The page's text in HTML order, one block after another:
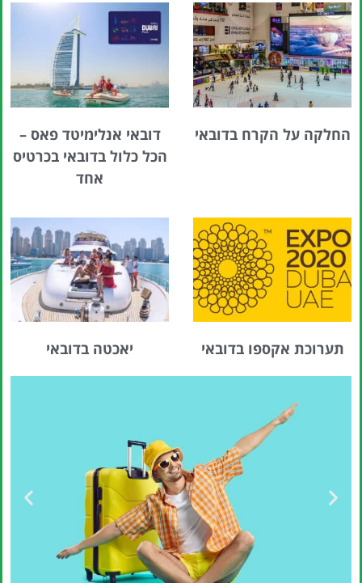
החלקה על הקרח בדובאי
דובאי אנלימיטד פאס –
הכל כלול בדובאי בכרטיס
אחד
תערוכת אקספו בדובאי יאכטה בדובאי